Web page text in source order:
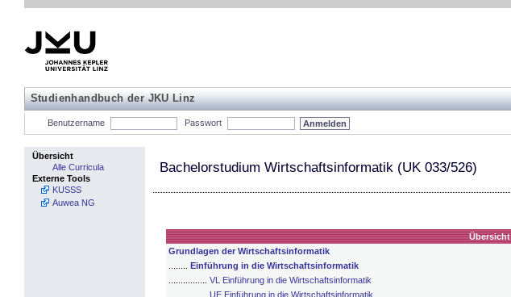
Studienhandbuch der JKU Linz
Benutzername Passwort
Übersicht
Alle Curricula
Externe Tools
KUSSS
Auwea NG
Bachelorstudium Wirtschaftsinformatik (UK 033/526)
Übersicht
Grundlagen der Wirtschaftsinformatik
Einführung in die Wirtschaftsinformatik
VL Einführung in die Wirtschaftsinformatik
UE Einführung in die Wirtschaftsinformatik